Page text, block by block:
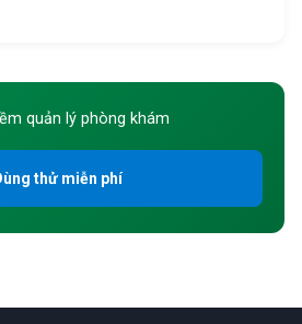
quản lý phòng khám
thử miễn phí